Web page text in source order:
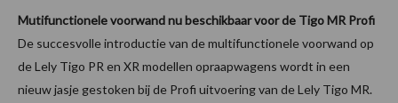
Mutifunctionele voorwand nu beschikbaar voor de Tigo MR Profi
De succesvolle introductie van de multifunctionele voorwand op
de Lely Tigo PR en XR modellen opraapwagens wordt in een
nieuw jasje gestoken bij de Profi uitvoering van de Lely Tigo MR.